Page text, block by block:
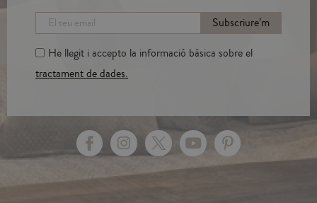
Subscriure’m
He llegit i accepto la informació bàsica sobre el
tractament de dades.